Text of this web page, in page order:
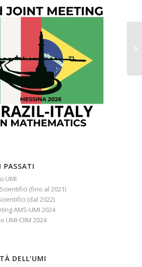
PASSATI
UMI
(fino al 2021)
(dal 2022)
AMS-UMI 2024
UMI-CIIM 2024
DELL’UMI